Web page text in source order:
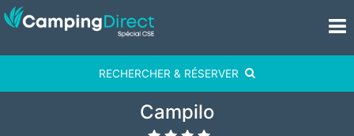
RECHERCHER & RÉSERVER
Campilo